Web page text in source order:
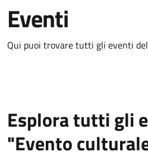
Eventi
Qui puoi trovare tutti gli eventi
Esplora tutti gli
"Evento